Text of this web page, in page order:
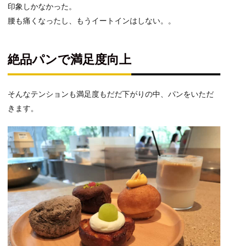
印象しかなかった。
腰も痛くなったし、もうイートインはしない。。
絶品パンで満足度向上
そんなテンションも満足度もだだ下がりの中、パンをいただ
きます。